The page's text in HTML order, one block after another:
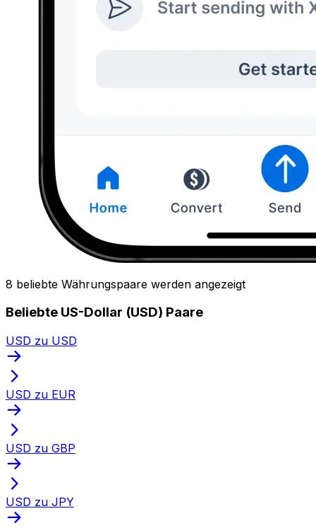
8 beliebte Währungspaare werden angezeigt
Beliebte US-Dollar (USD) Paare
USD zu USD
USD zu EUR
USD zu GBP
USD zu JPY